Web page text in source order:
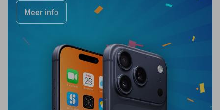
Meer info